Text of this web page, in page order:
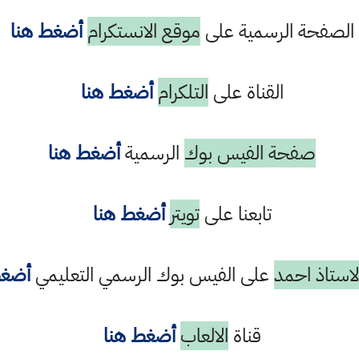
الصفحة الرسمية على موقع الانستكرام أضغط هنا
القناة على التلكرام أضغط هنا
صفحة الفيس بوك الرسميةأضغط هنا
تابعنا علىتويتر أضغط هنا
احمدعلى الفيس بوك الرسمي التعليمي
قناة الالعاب أضغط هنا